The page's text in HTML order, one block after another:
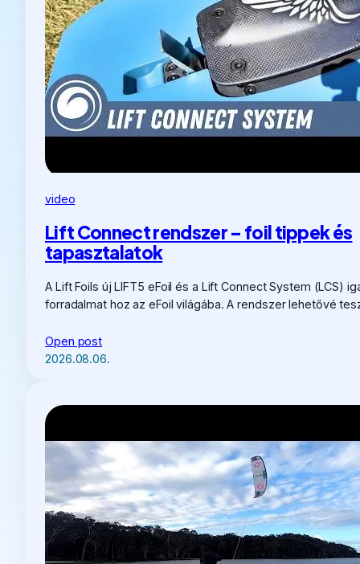
video
Lift Connect rendszer – foil tippek és
tapasztalatok
A Lift Foils új LIFT5 eFoil és a Lift Connect System (LCS)
forradalmat hoz az eFoil világába. A rendszer lehetővé
Open post
2026.08.06.